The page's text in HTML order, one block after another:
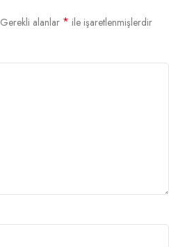
Gerekli alanlar * ile işaretlenmişlerdir